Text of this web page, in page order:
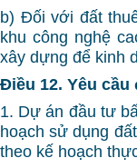
b) Đối với đất
khu công nghệ
xây dựng để kinh
Điều 12. Yêu
1. Dự án đầu tư
hoạch sử dụng
theo kế hoạch